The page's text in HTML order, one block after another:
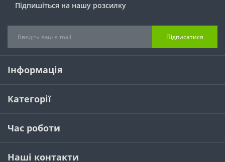
Підпишіться на нашу розсилку
Підписатися
Інформація
Категорії
Час роботи
Наші контакти